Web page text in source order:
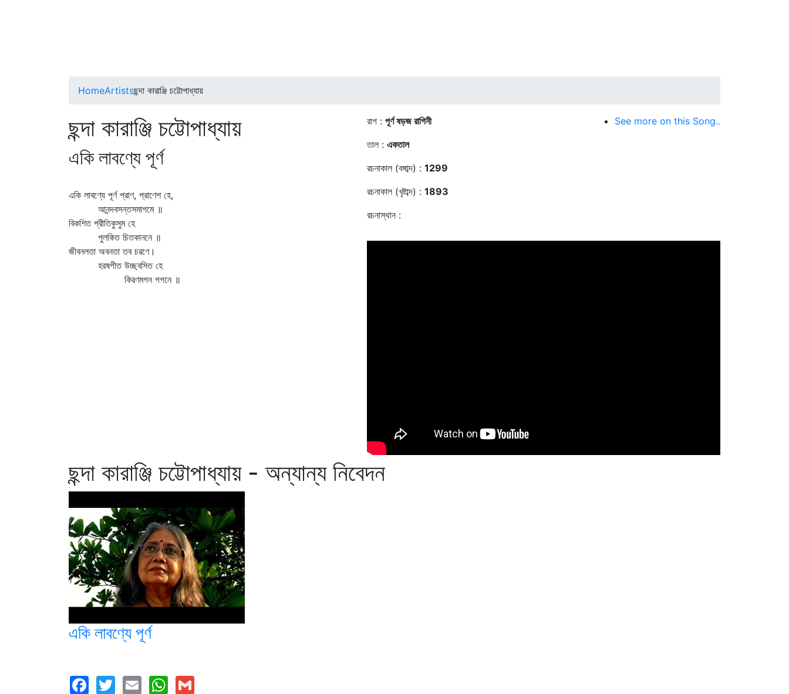
HomeArtistsছন্দা কারাঞ্জি চট্টোপাধ্যায়
ছন্দা কারাঞ্জি চট্টোপাধ্যায়
একি লাবণ্যে পূর্ণ
একি লাবণ্যে পূর্ণ প্রাণ, প্রাণেশ হে,
আনন্দবসন্তসমাগমে ॥
বিকশিত প্রীতিকুসুম হে
পুলকিত চিতকাননে ॥
জীবনলতা অবনতা তব চরণে।
হরষগীত উচ্ছ্বসিত হে
কিরণমগন গগনে ॥
রাগ : পূর্ণ ষড়জ রাগিনী
তাল : একতাল
রচনাকাল (বঙ্গাব্দ) : 1299
রচনাকাল (খৃষ্টাব্দ) : 1893
রচনাস্থান :
See more on this Song..
ছন্দা কারাঞ্জি চট্টোপাধ্যায় - অন্যান্য নিবেদন
একি লাবণ্যে পূর্ণ